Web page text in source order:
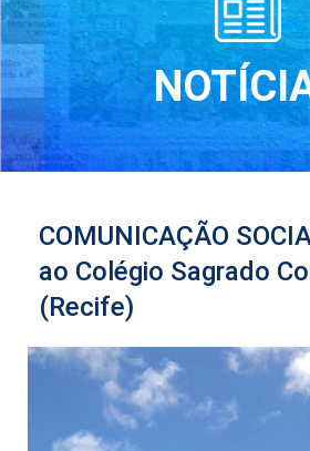
COMUNICAÇÃO
ao Colégio Sagrado
(Recife)